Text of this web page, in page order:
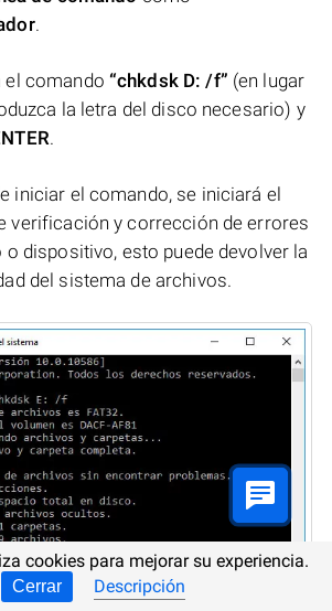
.
el comando “chkdsk D: /f” (en lugar
la letra del disco necesario) y
.
iniciar el comando, se iniciará el
verificación y corrección de errores
o dispositivo, esto puede devolver la
del sistema de archivos.
cookies para mejorar su experiencia.
Cerrar Descripción